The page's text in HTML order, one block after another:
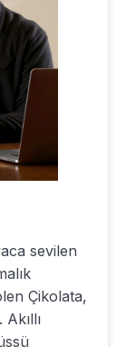
sevilen
Çikolata,